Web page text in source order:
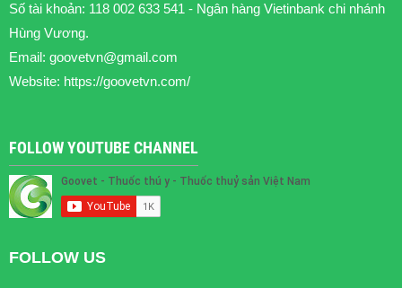
Số tài khoản: 118 002 633 541 - Ngân hàng Vietinbank chi nhánh
Hùng Vương.
Email: goovetvn@gmail.com
Website: https://goovetvn.com/
FOLLOW YOUTUBE CHANNEL
FOLLOW US